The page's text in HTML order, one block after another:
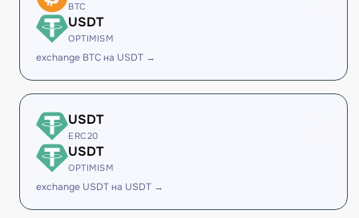
BTC
USDT
OPTIMISM
exchange BTC на USDT →
USDT
ERC20
USDT
OPTIMISM
exchange USDT на USDT →